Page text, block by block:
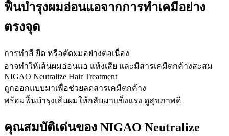
ฟื้นบำรุงผมอ่อนแอจากการทำเคมีอย่าง
ตรงจุด
การทำสี ยืด หรือดัดผมอย่างต่อเนื่อง
อาจทำให้เส้นผมอ่อนแอ แห้งเสีย และมีสารเคมีตกค้างสะสม
NIGAO Neutralize Hair Treatment
ถูกออกแบบมาเพื่อช่วยลดสารเคมีตกค้าง
พร้อมฟื้นบำรุงเส้นผมให้กลับมาแข็งแรง ดูสุขภาพดี
คุณสมบัติเด่นของ NIGAO Neutralize